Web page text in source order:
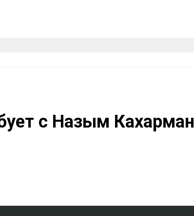
с Назым Кахарман